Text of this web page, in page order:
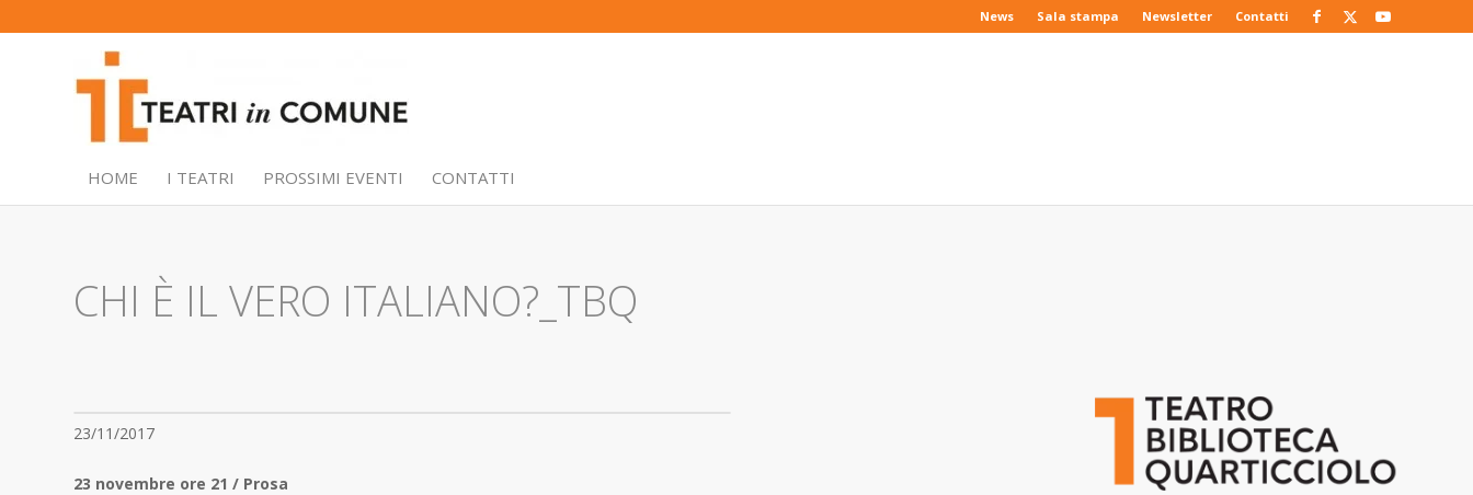
News Sala stampa Newsletter Contatti
HOME I TEATRI PROSSIMI EVENTI CONTATTI
CHI È IL VERO ITALIANO?_TBQ
23/11/2017
23 novembre ore 21 / Prosa